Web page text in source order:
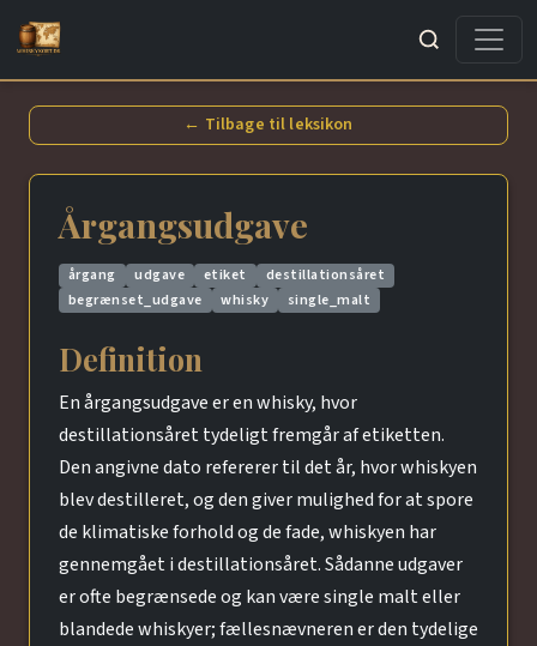
Søg
← Tilbage til leksikon
Årgangsudgave
årgang udgave etiket
destillationsåret
begrænset_udgave
whisky single_malt
Definition
En årgangsudgave er en whisky, hvor
destillationsåret tydeligt fremgår af etiketten.
Den angivne dato refererer til det år, hvor whiskyen
blev destilleret, og den giver mulighed for at spore
de klimatiske forhold og de fade, whiskyen har
gennemgået i destillationsåret. Sådanne udgaver
er ofte begrænsede og kan være single malt eller
blandede whiskyer; fællesnævneren er den tydelige